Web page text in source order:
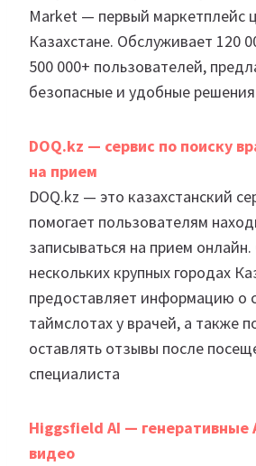
Market — первый маркетплейс
Казахстане. Обслуживает 120
500 000+ пользователей,
безопасные и удобные
DOQ.kz — сервис по поиску
на прием
DOQ.kz — это казахстанский
помогает пользователям
записываться на прием
нескольких крупных городах
предоставляет информацию о
таймслотах у врачей, а также
оставлять отзывы после
специалиста
Higgsfield AI —
видео